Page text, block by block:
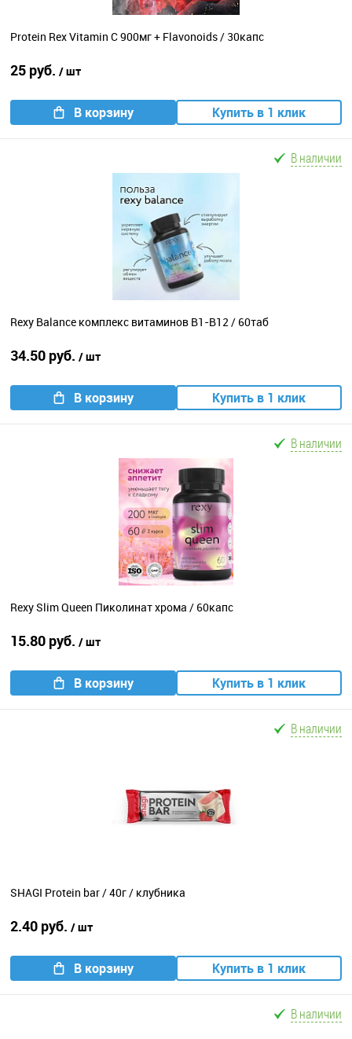
Protein Rex Vitamin C 900мг + Flavonoids / 30капс
25 руб. / шт
В корзину Купить в 1 клик
В наличии
Rexy Balance комплекс витаминов B1-B12 / 60таб
34.50 руб. / шт
В корзину Купить в 1 клик
В наличии
Rexy Slim Queen Пиколинат хрома / 60капс
15.80 руб. / шт
В корзину Купить в 1 клик
В наличии
SHAGI Protein bar / 40г / клубника
2.40 руб. / шт
В корзину Купить в 1 клик
В наличии